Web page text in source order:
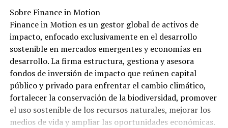
Sobre Finance in Motion
Finance in Motion es un gestor global de activos de
impacto, enfocado exclusivamente en el desarrollo
sostenible en mercados emergentes y economías en
desarrollo. La firma estructura, gestiona y asesora
fondos de inversión de impacto que reúnen capital
público y privado para enfrentar el cambio climático,
fortalecer la conservación de la biodiversidad, promover
el uso sostenible de los recursos naturales, mejorar los
medios de vida y ampliar las oportunidades económicas.